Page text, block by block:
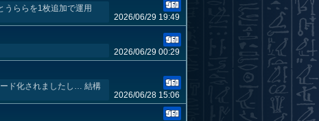
ららを1枚追加で運用
2026/06/29 19:49
2026/06/29 00:29
ド化されましたし… 結構
2026/06/28 15:06